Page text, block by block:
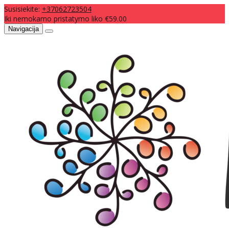
Susisiekite: +37062723504
Iki nemokamo pristatymo liko €59.00
Navigacija